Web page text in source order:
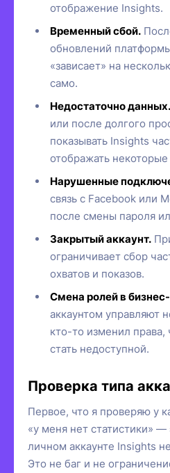
отображение Insights.
Временный сбой.
обновлений
«зависает» на
само.
Недостаточно данных.
или после долгого
показывать Insights
отображать
Нарушенные
связь с Facebook или
после смены пароля
Закрытый аккаунт.
ограничивает сбор
охватов и показов.
Смена ролей в
аккаунтом управляют
кто-то изменил
стать недоступной.
Проверка типа
Первое, что я проверяю у
«у меня нет статистики»
личном аккаунте Insights
Это не баг и не